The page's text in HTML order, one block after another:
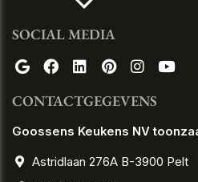
SOCIAL MEDIA
CONTACTGEGEVENS
Goossens Keukens NV
Astridlaan 276A B-3900 Pelt